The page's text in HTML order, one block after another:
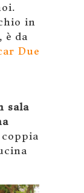
in
è da
Due
sala